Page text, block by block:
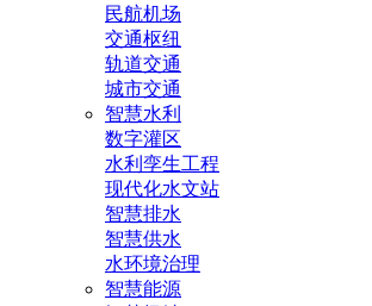
民航机场
交通枢纽
轨道交通
城市交通
智慧水利
数字灌区
水利孪生工程
现代化水文站
智慧排水
智慧供水
水环境治理
智慧能源